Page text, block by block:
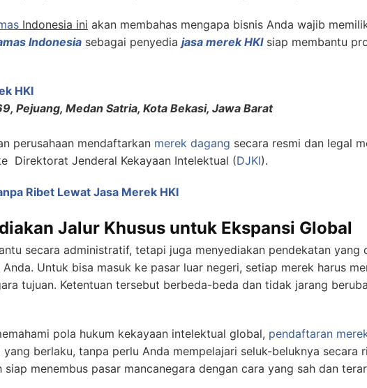
Indonesia ini akan membahas mengapa bisnis Anda wajib
Indonesia sebagai penyedia jasa merek HKIsiap membantu
HKI
Pejuang, Medan Satria, Kota Bekasi, Jawa Barat
perusahaan mendaftarkan merek dagang secara resmi dan legal
Direktorat Jenderal Kekayaan Intelektual (DJKI).
Ribet Lewat Jasa Merek HKI
Jalur Khusus untuk Ekspansi Global
secara administratif, tetapi juga menyediakan pendekatan yang
Untuk bisa masuk ke pasar luar negeri, setiap merek harus
tujuan. Ketentuan tersebut berbeda-beda dan tidak jarang
pola hukum kekayaan intelektual global, pendaftaran
berlaku, tanpa perlu Anda mempelajari seluk-beluknya secara
menembus pasar mancanegara dengan cara yang sah dan